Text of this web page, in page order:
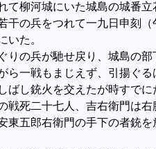
て柳河城にいた城島の城番
干の兵をつれて一九日申刻
いた。
りの兵が馳せ戻り、城島の
ら一戦もまじえず、引揚ぐ
し銃火を交えたが時すでに
戦死二十七人、吉右衛門は
東五郎右衛門の手下の者銃